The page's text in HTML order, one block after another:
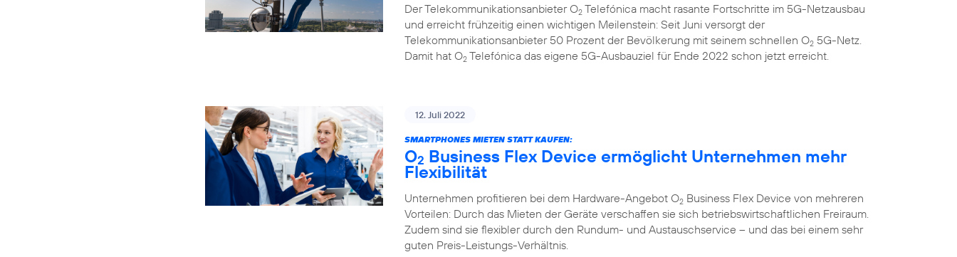
Der Telekommunikationsanbieter O2 Telefónica macht rasante Fortschritte im 5G-Netzausbau
und erreicht frühzeitig einen wichtigen Meilenstein: Seit Juni versorgt der
Telekommunikationsanbieter 50 Prozent der Bevölkerung mit seinem schnellen O2 5G-Netz.
Damit hat O2 Telefónica das eigene 5G-Ausbauziel für Ende 2022 schon jetzt erreicht.
12. Juli 2022
SMARTPHONES MIETEN STATT KAUFEN:
O2 Business Flex Device ermöglicht Unternehmen mehr
Flexibilität
Unternehmen profitieren bei dem Hardware-Angebot O2 Business Flex Device von mehreren
Vorteilen: Durch das Mieten der Geräte verschaffen sie sich betriebswirtschaftlichen Freiraum.
Zudem sind sie flexibler durch den Rundum- und Austauschservice – und das bei einem sehr
guten Preis-Leistungs-Verhältnis.